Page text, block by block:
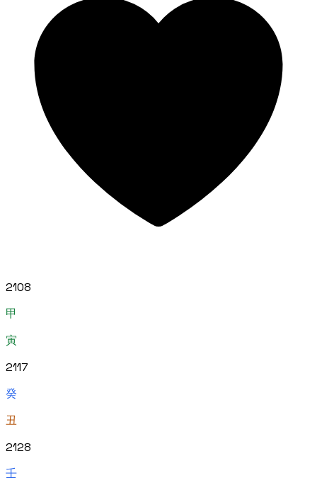
2108
甲
寅
2117
癸
丑
2128
壬